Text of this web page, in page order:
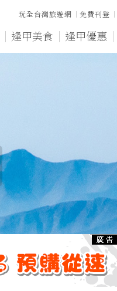
逢甲美食 逢甲優惠
玩全台灣旅遊網 免費刊登